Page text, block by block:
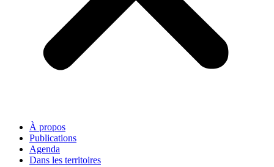
À propos
Publications
Agenda
Dans les territoires